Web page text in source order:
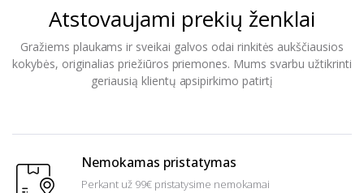
Atstovaujami prekių ženklai
Gražiems plaukams ir sveikai galvos odai rinkitės aukščiausios
kokybės, originalias priežiūros priemones. Mums svarbu užtikrinti
geriausią klientų apsipirkimo patirtį
Nemokamas pristatymas
Perkant už 99€ pristatysime nemokamai